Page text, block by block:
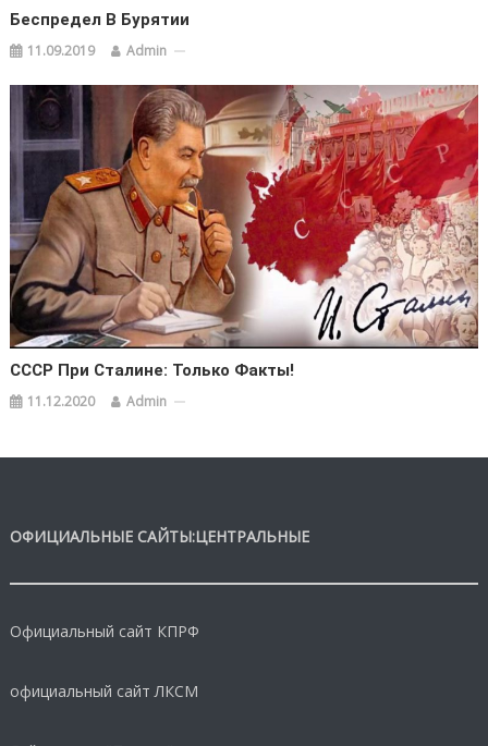
Беспредел В Бурятии
11.09.2019 Admin
СССР При Сталине: Только Факты!
11.12.2020 Admin
ОФИЦИАЛЬНЫЕ САЙТЫ:ЦЕНТРАЛЬНЫЕ
Официальный сайт КПРФ
официальный сайт ЛКСМ